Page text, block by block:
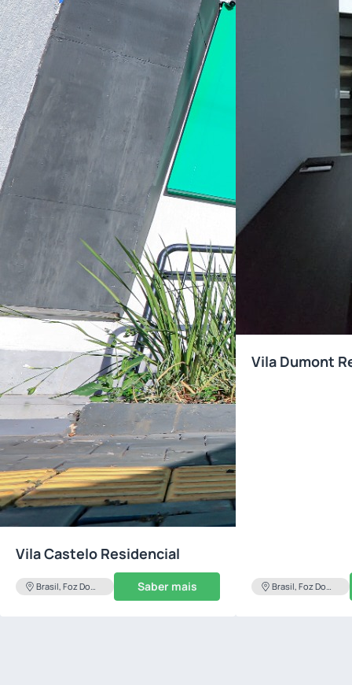
Vila Castelo Residencial
Brasil, Foz Do
Saber mais
Vila Dumont
Brasil, Foz Do